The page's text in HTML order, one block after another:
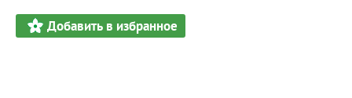
Добавить в избранное